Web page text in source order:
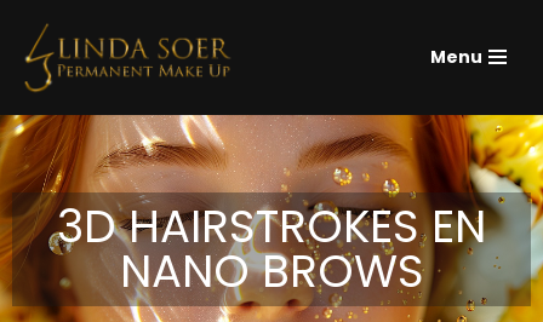
Ga
naar
de
inhoud
Menu
3D HAIRSTROKES EN
NANO BROWS